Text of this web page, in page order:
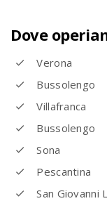
Dove
Verona
Bussolengo
Villafranca
Bussolengo
Sona
Pescantina
San Giovanni